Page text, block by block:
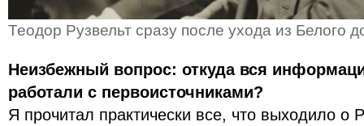
Теодор Рузвельт сразу после ухода из Белого
Неизбежный вопрос: откуда вся
работали с первоисточниками?
Я прочитал практически все, что выходило о